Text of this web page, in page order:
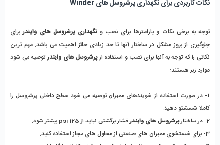
نکات کاربردی برای نگهداری پرشروسل های Winder
توجه به برخی نکات و پارامترها برای نصب و نگهداری پرشروسل های وایندر
نکاتی را که توجه به آنها برای نصب و استفاده از پرشروسل های وایندر
موارد زیر هستند:
کاملا شسشتو دهید.
2- در ساختار
پرشروسل های وایندر فشار برگشتی نباید از 125 psi بیشتر شود.
3- برای شستشوی ممبران های صنعتی از محلول های مجاز استفاده کنید.